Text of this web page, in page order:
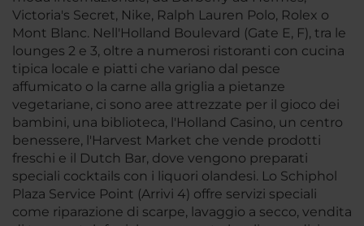
Victoria's Secret, Nike, Ralph Lauren Polo, Rolex o
Mont Blanc. Nell'Holland Boulevard (Gate E, F), tra le
lounges 2 e 3, oltre a numerosi ristoranti con cucina
tipica locale e piatti che variano dal pesce
affumicato o la carne alla griglia a pietanze
vegetariane, ci sono aree attrezzate per il gioco dei
bambini, una biblioteca, l'Holland Casino, un centro
benessere, l'Harvest Market che vende prodotti
freschi e il Dutch Bar, dove vengono preparati
speciali cocktails con i liquori olandesi. Lo Schiphol
Plaza Service Point (Arrivi 4) offre servizi speciali
come riparazione di scarpe, lavaggio a secco, vendita